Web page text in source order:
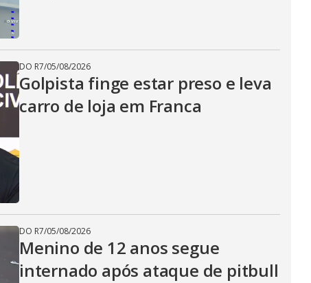
DO R7/05/08/2026
Golpista finge estar preso e leva
carro de loja em Franca
DO R7/05/08/2026
Menino de 12 anos segue
internado após ataque de pitbull